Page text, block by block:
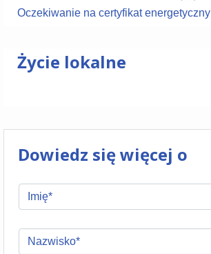
Oczekiwanie na certyfikat energetyczny
Życie lokalne
Dowiedz się więcej o